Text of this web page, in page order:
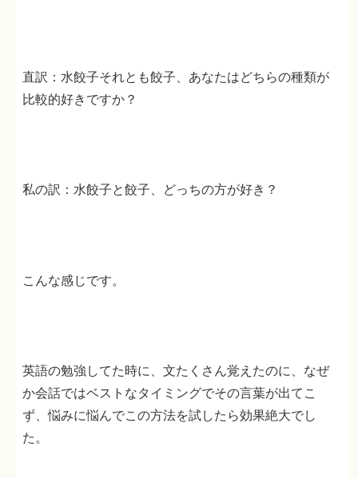
直訳：水餃子それとも餃子、あなたはどちらの種類が
比較的好きですか？
私の訳：水餃子と餃子、どっちの方が好き？
こんな感じです。
英語の勉強してた時に、文たくさん覚えたのに、なぜ
か会話ではベストなタイミングでその言葉が出てこ
ず、悩みに悩んでこの方法を試したら効果絶大でし
た。